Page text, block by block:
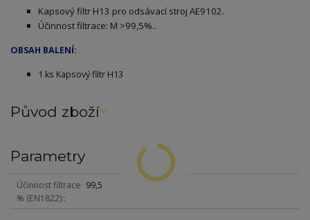
Kapsový filtr H13 pro odsávací stroj AE9102.
Účinnost filtrace: M >99,5%..
OBSAH BALENÍ:
1 ks Kapsový filtr H13
Původ zboží
Parametry
Účinnost filtrace
% (EN1822):
99,5